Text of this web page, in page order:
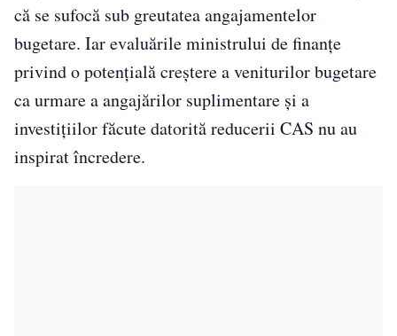
că se sufocă sub greutatea angajamentelor
bugetare. Iar evaluările ministrului de finanţe
privind o potenţială creştere a veniturilor bugetare
ca urmare a angajărilor suplimentare şi a
investiţiilor făcute datorită reducerii CAS nu au
inspirat încredere.